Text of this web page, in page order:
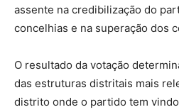
assente na credibilização do
concelhias e na superação dos
O resultado da votação
das estruturas distritais mais
distrito onde o partido tem